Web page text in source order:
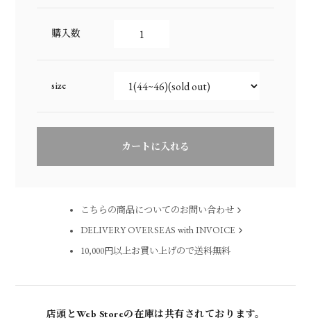
購入数
size
こちらの商品についてのお問い合わせ
DELIVERY OVERSEAS with INVOICE
10,000円以上お買い上げので送料無料
店頭とWeb Storeの在庫は共有されております。